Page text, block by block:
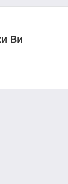
Ви
інтернет
відвідавши